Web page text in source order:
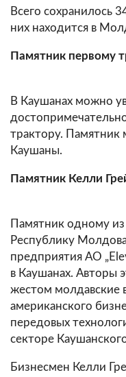
Всего сохранилось
них находится в
Памятник первому
В Каушанах можно
трактору. Памятник
Каушаны.
Памятник Келли
Памятник одному
Республику
предприятия АО
в Каушанах. Авторы
жестом молдавские
американского
передовых
секторе
Бизнесмен Келли